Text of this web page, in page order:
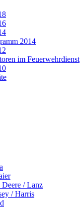
2014
im Feuerwehrdienst
Deere / Lanz
/ Harris